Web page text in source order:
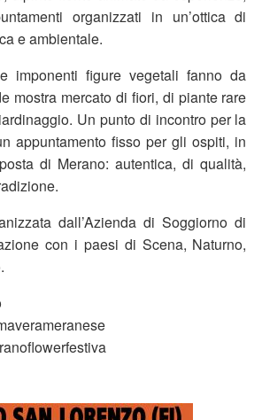
organizzati in un’ottica di
e ambientale.
imponenti figure vegetali fanno da
mostra mercato di fiori, di piante rare
Un punto di incontro per la
appuntamento fisso per gli ospiti, in
di Merano: autentica, di qualità,
dall’Azienda di Soggiorno di
con i paesi di Scena, Naturno,